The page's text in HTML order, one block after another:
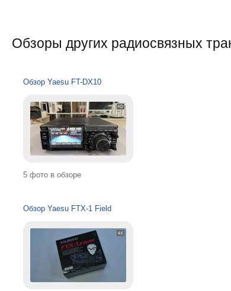
Обзоры других радиосвязных
Обзор Yaesu FT-DX10
5 фото в обзоре
Обзор Yaesu FTX-1 Field